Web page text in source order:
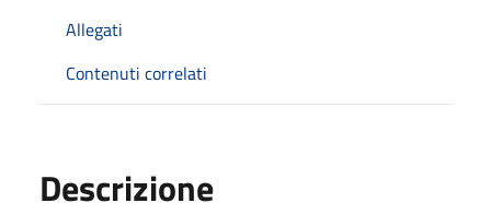
Allegati
Contenuti correlati
Descrizione